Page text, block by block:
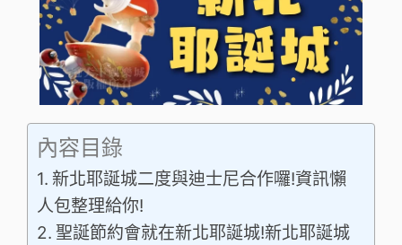
內容目錄
新北耶誕城二度與迪士尼合作囉!資訊懶
人包整理給你!
聖誕節約會就在新北耶誕城!新北耶誕城